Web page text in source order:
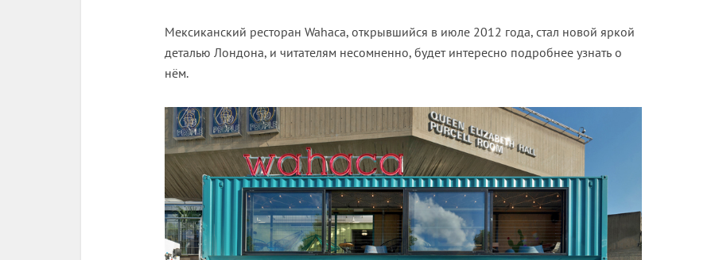
Мексиканский ресторан Wahaca, открывшийся в июле 2012 года, стал новой яркой
деталью Лондона, и читателям несомненно, будет интересно подробнее узнать о
нём.